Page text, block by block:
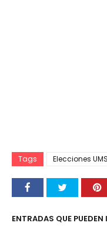
Tags Elecciones
ENTRADAS QUE PUEDEN